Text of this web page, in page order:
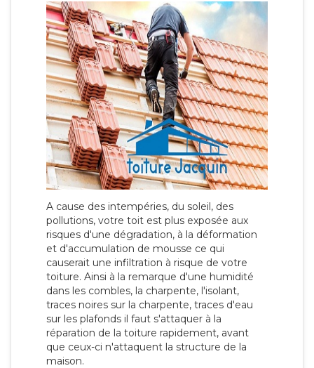
A cause des intempéries, du soleil, des
pollutions, votre toit est plus exposée aux
risques d'une dégradation, à la déformation
et d'accumulation de mousse ce qui
causerait une infiltration à risque de votre
toiture. Ainsi à la remarque d'une humidité
dans les combles, la charpente, l'isolant,
traces noires sur la charpente, traces d'eau
sur les plafonds il faut s'attaquer à la
réparation de la toiture rapidement, avant
que ceux-ci n'attaquent la structure de la
maison.